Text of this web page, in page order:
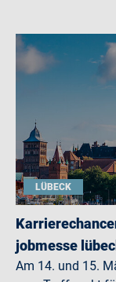
LÜBECK
jobmesse
Am 14. und 15.